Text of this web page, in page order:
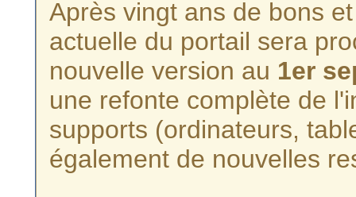
Après vingt ans de bons
actuelle du portail sera
nouvelle version au 1er
une refonte complète de
supports (ordinateurs,
également de nouvelles